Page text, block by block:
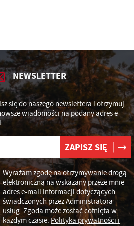
NEWSLETTER
się do naszego newslettera i otrzymuj
wiadomości na podany adres e-
Wyrażam zgodę na otrzymywanie drogą
elektroniczną na wskazany przeze mnie
adres e-mail informacji dotyczących
świadczonych przez Administratora
usług. Zgoda może zostać cofnięta w
każdym czasie.Polityka prywatności i
komunikatów mediów społecznościowych.